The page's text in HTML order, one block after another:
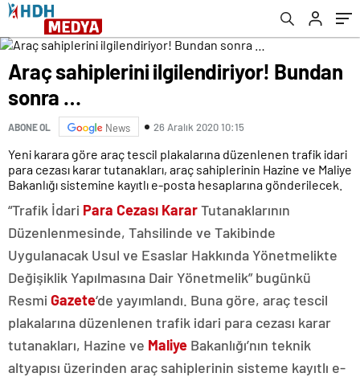
Araç sahiplerini ilgilendiriyor! Bundan
sonra …
ABONE OL News 26 Aralık 2020 10:15
Yeni karara göre araç tescil plakalarına düzenlenen trafik idari
para cezası karar tutanakları, araç sahiplerinin Hazine ve Maliye
Bakanlığı sistemine kayıtlı e-posta hesaplarına gönderilecek.
“Trafik İdari Para Cezası KararTutanaklarının
Düzenlenmesinde, Tahsilinde ve Takibinde
Uygulanacak Usul ve Esaslar Hakkında Yönetmelikte
Değişiklik Yapılmasına Dair Yönetmelik” bugünkü
Resmi Gazete‘de yayımlandı. Buna göre, araç tescil
plakalarına düzenlenen trafik idari para cezası karar
tutanakları, Hazine ve Maliye Bakanlığı’nın teknik
altyapısı üzerinden araç sahiplerinin sisteme kayıtlı e-